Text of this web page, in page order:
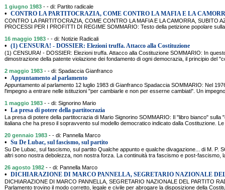
1 giugno 1983 - - di: Partito radicale
• CONTRO LA PARTITOCRAZIA, COME CONTRO LA MAFIA E LA
CONTRO LA PARTITOCRAZIA, COME CONTRO LA MAFIA E LA CAMORRA, SUBITO
PROCESSI PER I PROFITTI DI REGIME SOMMARIO: Testo della petizione popolare
16 maggio 1983 - - di: Notizie Radicali
• (1) CENSURA! - DOSSIER: Elezioni truffa. Attacco alla Costituzione
(1) CENSURA! - DOSSIER: Elezioni truffa. Attacco alla Costituzione SOMMARIO: In
dimostrazione della patente violazione dei fondamento di ogni democrazia, il principio del
2 maggio 1983 - - di: Spadaccia Gianfranco
• Appuntamento al parlamento
Appuntamento al parlamento 12 luglio 1983 di Gianfranco Spadaccia SOMMARIO: Nel
l'impegno a entrare nelle istituzioni "per cambiarle e non per esserne cambiati". Un
1 maggio 1983 - - di: Signorino Mario
• La presa di potere della partitocrazia
La presa di potere della partitocrazia di Mario Signorino SOMMARIO: Il "libro bianco" sulla
italiana che ha preso il sopravvento sul modello democratico indicato dalla Costituzione.
20 gennaio 1983 - - di: Pannella Marco
• Su De Lubac, sul fascismo, sul partito
Su De Lubac, sul fascismo, sul partito Qualche appunto e qualche divagazione... di M. P.
altri sono nostra debolezza, non nostra forza. La continuità tra fascismo e post-fascismo,
26 agosto 1982 - - di: Pannella Marco
• DICHIARAZIONE DI MARCO PANNELLA, SEGRETARIO NAZIONALE
DICHIARAZIONE DI MARCO PANNELLA, SEGRETARIO NAZIONALE DEL PARTITO
Parlamento trovino il modo corretto, legale e civile per abrogare la disposizione della